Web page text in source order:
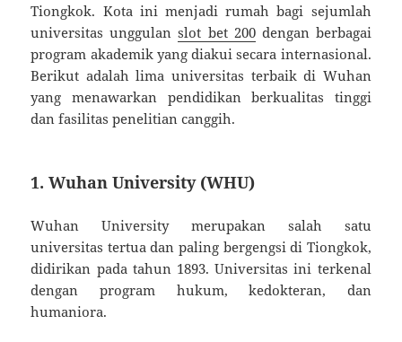
Tiongkok. Kota ini menjadi rumah bagi sejumlah
universitas unggulanslot bet 200dengan berbagai
program akademik yang diakui secara internasional.
Berikut adalah lima universitas terbaik di Wuhan
yang menawarkan pendidikan berkualitas tinggi
dan fasilitas penelitian canggih.
1.Wuhan University (WHU)
Wuhan University merupakan salah satu
universitas tertua dan paling bergengsi di Tiongkok,
didirikan pada tahun 1893. Universitas ini terkenal
dengan program hukum, kedokteran, dan
humaniora.